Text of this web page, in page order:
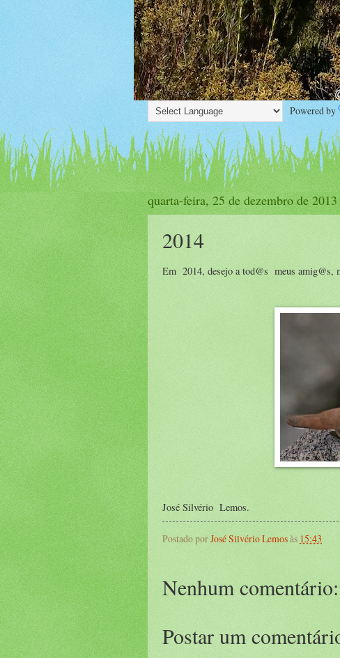
Powered by
quarta-feira, 25 de dezembro de 2013
2014
Em 2014, desejo a tod@s meus amig@s,
José Silvério Lemos.
Postado porJosé Silvério Lemosàs 15:43
Nenhum comentário:
Postar um